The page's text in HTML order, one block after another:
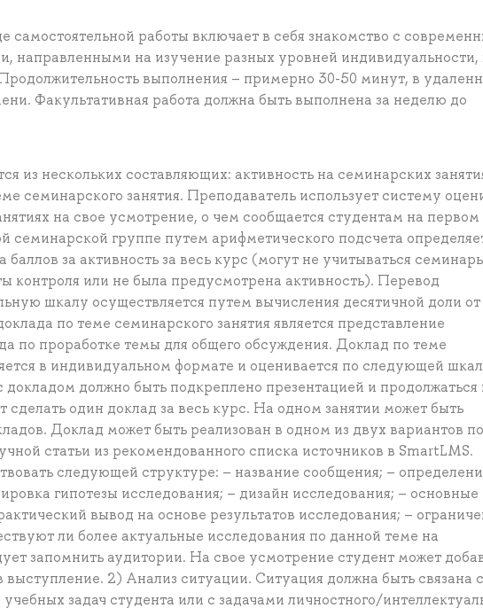
самостоятельной работы включает в себя знакомство с
направленными на изучение разных уровней индивидуальности,
выполнения – примерно 30-50 минут, в
Факультативная работа должна быть выполнена за неделю до
из нескольких составляющих: активность на семинарских
семинарского занятия. Преподаватель использует систему
на свое усмотрение, о чем сообщается студентам на первом
семинарской группе путем арифметического подсчета
за активность за весь курс (могут не учитываться
контроля или не была предусмотрена активность). Перевод
шкалу осуществляется путем вычисления десятичной доли от
по теме семинарского занятия является представление
по проработке темы для общего обсуждения. Доклад по теме
в индивидуальном формате и оценивается по следующей
докладом должно быть подкреплено презентацией и продолжаться
сделать один доклад за весь курс. На одном занятии может быть
Доклад может быть реализован в одном из двух вариантов по
статьи из рекомендованного списка источников в SmartLMS.
следующей структуре: – название сообщения; –
гипотезы исследования; – дизайн исследования; – основные
вывод на основе результатов исследования; –
ли более актуальные исследования по данной теме на
запомнить аудитории. На свое усмотрение студент может
2) Анализ ситуации. Ситуация должна быть связана с
задач студента или с задачами личностного/